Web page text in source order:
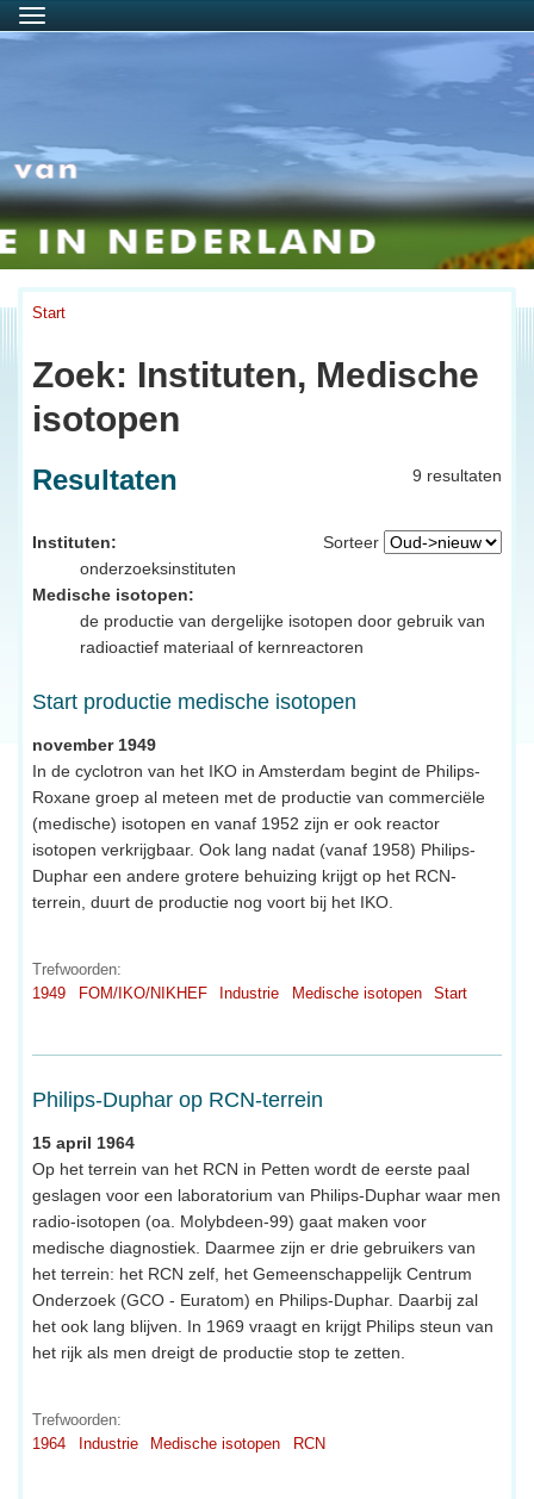
Menu
Start
Zoek: Instituten, Medische
isotopen
9 resultaten
Resultaten
Sorteer
Instituten:
onderzoeksinstituten
Medische isotopen:
de productie van dergelijke isotopen door gebruik van
radioactief materiaal of kernreactoren
Start productie medische isotopen
november 1949
In de cyclotron van het IKO in Amsterdam begint de Philips-
Roxane groep al meteen met de productie van commerciële
(medische) isotopen en vanaf 1952 zijn er ook reactor
isotopen verkrijgbaar. Ook lang nadat (vanaf 1958) Philips-
Duphar een andere grotere behuizing krijgt op het RCN-
terrein, duurt de productie nog voort bij het IKO.
Trefwoorden:
1949
FOM/IKO/NIKHEF Industrie Medische isotopen Start
Philips-Duphar op RCN-terrein
15 april 1964
Op het terrein van het RCN in Petten wordt de eerste paal
geslagen voor een laboratorium van Philips-Duphar waar men
radio-isotopen (oa. Molybdeen-99) gaat maken voor
medische diagnostiek. Daarmee zijn er drie gebruikers van
het terrein: het RCN zelf, het Gemeenschappelijk Centrum
Onderzoek (GCO - Euratom) en Philips-Duphar. Daarbij zal
het ook lang blijven. In 1969 vraagt en krijgt Philips steun van
het rijk als men dreigt de productie stop te zetten.
Trefwoorden:
1964
Industrie Medische isotopen RCN